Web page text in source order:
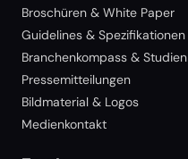
Broschüren & White Paper
Guidelines & Spezifikationen
Branchenkompass & Studien
Pressemitteilungen
Bildmaterial & Logos
Medienkontakt